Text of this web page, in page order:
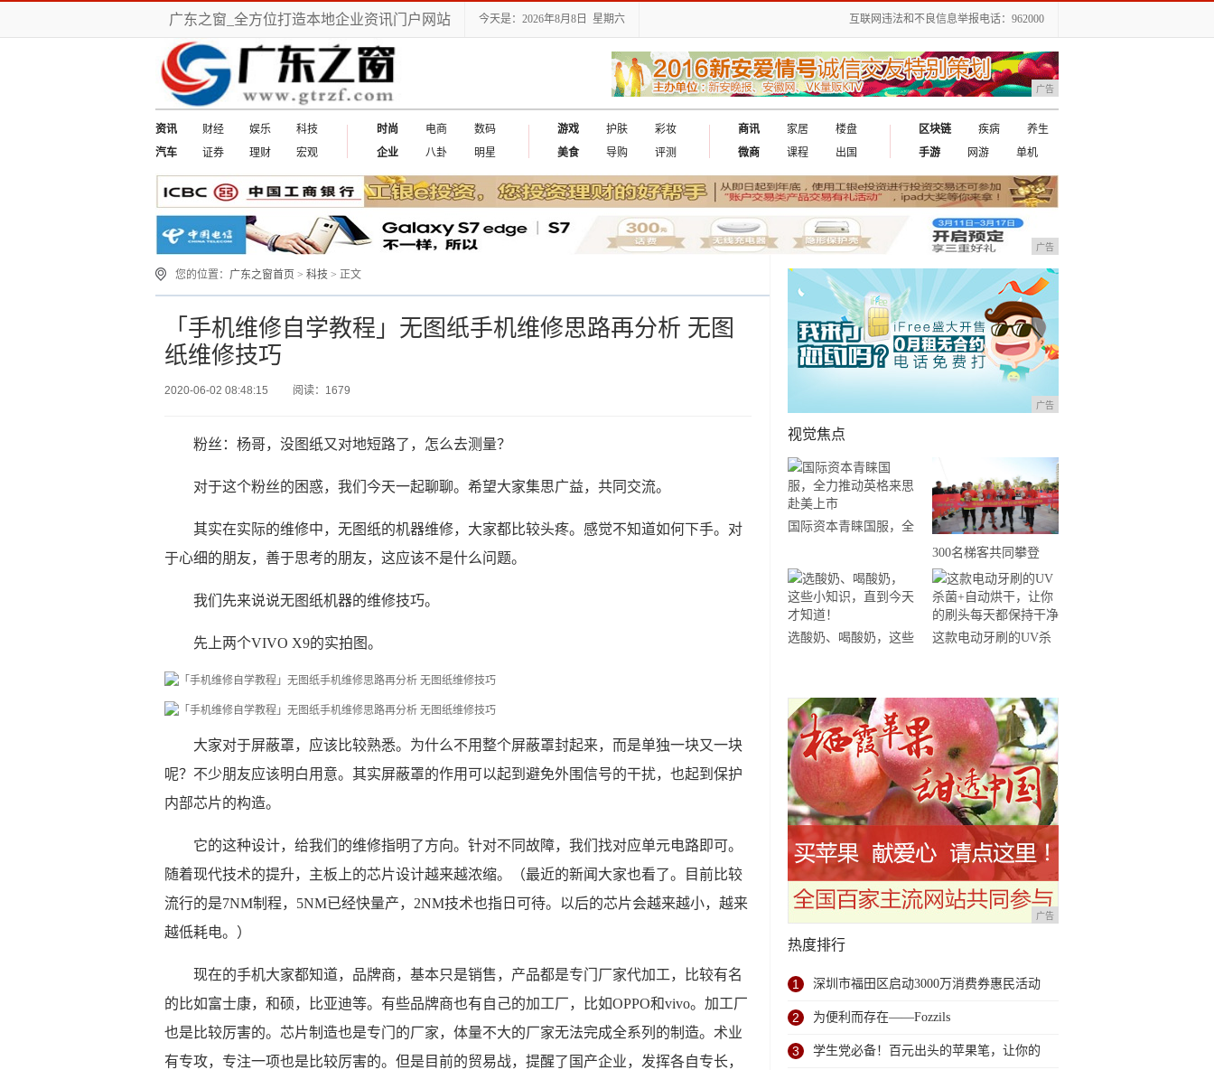
广东之窗_全方位打造本地企业资讯门户网站 今天是：2026年8月8日 星期六 互联网违法和不良信息举报电话：962000
广告
资讯 财经 娱乐
科技
汽车
证券 理财 宏观
时尚 电商
数码
企业
八卦 明星
游戏 护肤
彩妆
美食
导购 评测
商讯 家居
楼盘
微商
课程 出国
区块链 疾病
养生
手游
网游 单机
广告
您的位置： 广东之窗首页 > 科技 > 正文
「手机维修自学教程」无图纸手机维修思路再分析 无图
纸维修技巧
2020-06-02 08:48:15 阅读：1679
粉丝：杨哥，没图纸又对地短路了，怎么去测量？
对于这个粉丝的困惑，我们今天一起聊聊。希望大家集思广益，共同交流。
其实在实际的维修中，无图纸的机器维修，大家都比较头疼。感觉不知道如何下手。对
于心细的朋友，善于思考的朋友，这应该不是什么问题。
我们先来说说无图纸机器的维修技巧。
先上两个VIVO X9的实拍图。
大家对于屏蔽罩，应该比较熟悉。为什么不用整个屏蔽罩封起来，而是单独一块又一块
呢？不少朋友应该明白用意。其实屏蔽罩的作用可以起到避免外围信号的干扰，也起到保护
内部芯片的构造。
它的这种设计，给我们的维修指明了方向。针对不同故障，我们找对应单元电路即可。
随着现代技术的提升，主板上的芯片设计越来越浓缩。（最近的新闻大家也看了。目前比较
流行的是7NM制程，5NM已经快量产，2NM技术也指日可待。以后的芯片会越来越小，越来
越低耗电。）
现在的手机大家都知道，品牌商，基本只是销售，产品都是专门厂家代加工，比较有名
的比如富士康，和硕，比亚迪等。有些品牌商也有自己的加工厂，比如OPPO和vivo。加工厂
也是比较厉害的。芯片制造也是专门的厂家，体量不大的厂家无法完成全系列的制造。术业
有专攻，专注一项也是比较厉害的。但是目前的贸易战，提醒了国产企业，发挥各自专长，
广告
视觉焦点
国际资本青睐国服，全
市
300名梯客共同攀登
2019国际垂直马拉松超
级精英赛顺德海骏达中
心站欢乐开跑
选酸奶、喝酸奶，这些
这款电动牙刷的UV杀
广告
热度排行
1 深圳市福田区启动3000万消费券惠民活动
2 为便利而存在——Fozzils
3 学生党必备！百元出头的苹果笔，让你的